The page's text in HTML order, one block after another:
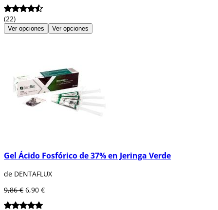
(22)
Ver opciones Ver opciones
Gel Ácido Fosfórico de 37% en Jeringa Verde
de DENTAFLUX
9,86 € 6,90 €